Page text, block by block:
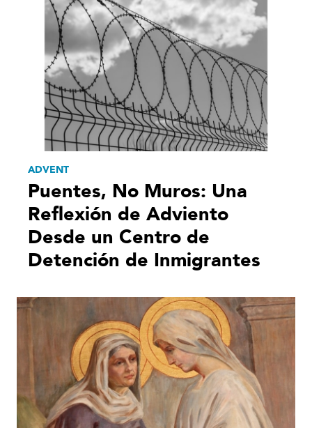
ADVENT
Puentes, No Muros: Una
Reflexión de Adviento
Desde un Centro de
Detención de Inmigrantes